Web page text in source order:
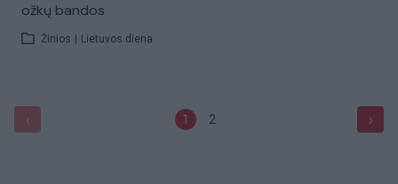
ožkų bandos
Žinios Lietuvos diena
‹ 1 2 ›